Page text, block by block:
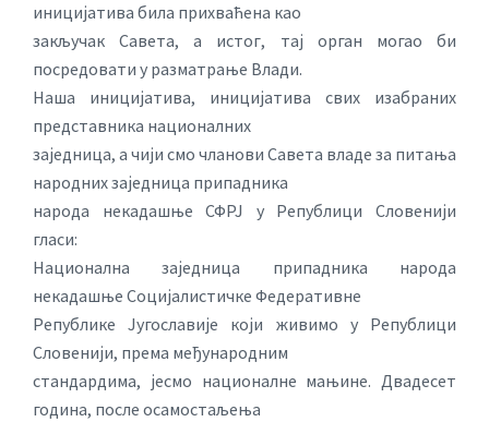
иницијатива била прихваћена као
закључак Савета, а истог, тај орган могао би
посредовати у разматрање Влади.
Наша иницијатива, иницијатива свих изабраних
представника националних
заједница, а чији смо чланови Савета владе за питања
народних заједница припадника
народа некадашње СФРЈ у Републици Словенији
гласи:
Национална заједница припадника народа
некадашње Социјалистичке Федеративне
Републике Југославије који живимо у Републици
Словенији, према међународним
стандардима, јесмо националне мањине. Двадесет
година, после осамостаљења